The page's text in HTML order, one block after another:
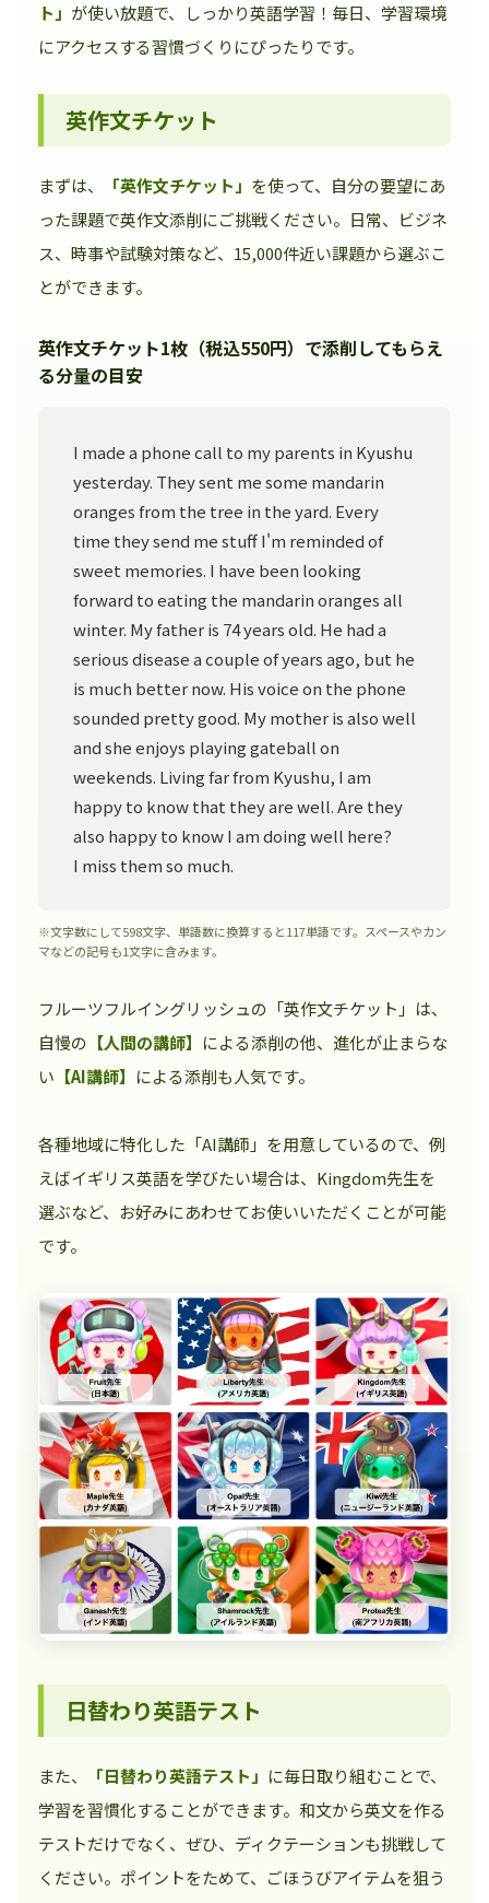
ト」 が使い放題で、しっかり英語学習！毎日、学習環境
にアクセスする習慣づくりにぴったりです。
英作文チケット
まずは、 「英作文チケット」 を使って、自分の要望にあ
った課題で英作文添削にご挑戦ください。日常、ビジネ
ス、時事や試験対策など、15,000件近い課題から選ぶこ
とができます。
英作文チケット1枚（税込550円）で添削してもらえ
る分量の目安
I made a phone call to my parents in Kyushu
yesterday. They sent me some mandarin
oranges from the tree in the yard. Every
time they send me stuff I'm reminded of
sweet memories. I have been looking
forward to eating the mandarin oranges all
winter. My father is 74 years old. He had a
serious disease a couple of years ago, but he
is much better now. His voice on the phone
sounded pretty good. My mother is also well
and she enjoys playing gateball on
weekends. Living far from Kyushu, I am
happy to know that they are well. Are they
also happy to know I am doing well here?
I miss them so much.
※文字数にして598文字、単語数に換算すると117単語です。スペースやカン
マなどの記号も1文字に含みます。
フルーツフルイングリッシュの「英作文チケット」は、
自慢の 【人間の講師】 による添削の他、進化が止まらな
い 【AI講師】 による添削も人気です。
各種地域に特化した「AI講師」を用意しているので、例
えばイギリス英語を学びたい場合は、Kingdom先生を
選ぶなど、お好みにあわせてお使いいただくことが可能
です。
日替わり英語テスト
また、 「日替わり英語テスト」 に毎日取り組むことで、
学習を習慣化することができます。和文から英文を作る
テストだけでなく、ぜひ、ディクテーションも挑戦して
ください。ポイントをためて、ごほうびアイテムを狙う